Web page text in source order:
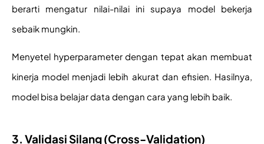
berarti mengatur nilai-nilai ini supaya model bekerja
sebaik mungkin.
Menyetel hyperparameter dengan tepat akan membuat
kinerja model menjadi lebih akurat dan efisien. Hasilnya,
model bisa belajar data dengan cara yang lebih baik.
3. Validasi Silang (Cross-Validation)